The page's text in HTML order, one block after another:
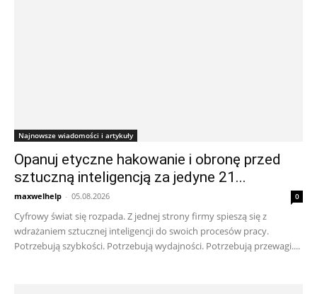
Najnowsze wiadomości i artykuły
Opanuj etyczne hakowanie i obronę przed
sztuczną inteligencją za jedyne 21...
maxwelhelp - 05.08.2026 0
Cyfrowy świat się rozpada. Z jednej strony firmy spieszą się z
wdrażaniem sztucznej inteligencji do swoich procesów pracy.
Potrzebują szybkości. Potrzebują wydajności. Potrzebują przewagi....